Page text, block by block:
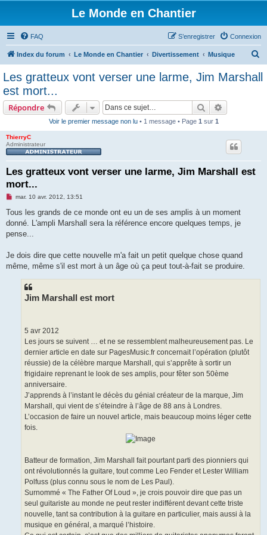
Le Monde en Chantier
FAQ Connexion
S’enregistrer
Index du forum Le Monde en Chantier Divertissement Musique
c
Les gratteux vont verser une larme, Jim Marshall
est mort...
Répondre Rechercher
Voir le premier message non lu• 1 message • Page 1 sur 1
ThierryC
Administrateur
Les gratteux vont verser une larme, Jim Marshall est
mort...
M
s
a
g
o
l
mar. 10 avr. 2012, 13:51
Tous les grands de ce monde ont eu un de ses amplis à un moment
donné. L'ampli Marshall sera la référence encore quelques temps, je
pense...
Je dois dire que cette nouvelle m'a fait un petit quelque chose quand
même, même s'il est mort à un âge où ça peut tout-à-fait se produire.
Jim Marshall est mort
5 avr 2012
Les jours se suivent … et ne se ressemblent malheureusement pas. Le
dernier article en date sur PagesMusic.fr concernait l’opération (plutôt
réussie) de la célèbre marque Marshall, qui s’apprête à sortir un
frigidaire reprenant le look de ses amplis, pour fêter son 50ème
anniversaire.
J’apprends à l’instant le décès du génial créateur de la marque, Jim
Marshall, qui vient de s’éteindre à l’âge de 88 ans à Londres.
L’occasion de faire un nouvel article, mais beaucoup moins léger cette
fois.
Batteur de formation, Jim Marshall fait pourtant parti des pionniers qui
ont révolutionnés la guitare, tout comme Leo Fender et Lester William
Polfuss (plus connu sous le nom de Les Paul).
Surnommé « The Father Of Loud », je crois pouvoir dire que pas un
seul guitariste au monde ne peut rester indifférent devant cette triste
nouvelle, tant sa contribution à la guitare en particulier, mais aussi à la
musique en général, a marqué l’histoire.